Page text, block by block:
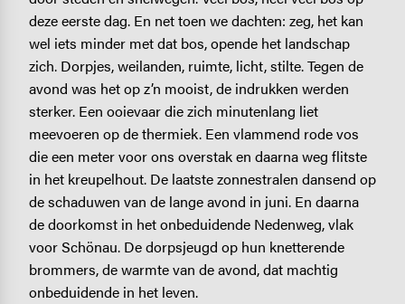
deze eerste dag. En net toen we dachten: zeg, het kan
wel iets minder met dat bos, opende het landschap
zich. Dorpjes, weilanden, ruimte, licht, stilte. Tegen de
avond was het op z’n mooist, de indrukken werden
sterker. Een ooievaar die zich minutenlang liet
meevoeren op de thermiek. Een vlammend rode vos
die een meter voor ons overstak en daarna weg flitste
in het kreupelhout. De laatste zonnestralen dansend op
de schaduwen van de lange avond in juni. En daarna
de doorkomst in het onbeduidende Nedenweg, vlak
voor Schönau. De dorpsjeugd op hun knetterende
brommers, de warmte van de avond, dat machtig
onbeduidende in het leven.